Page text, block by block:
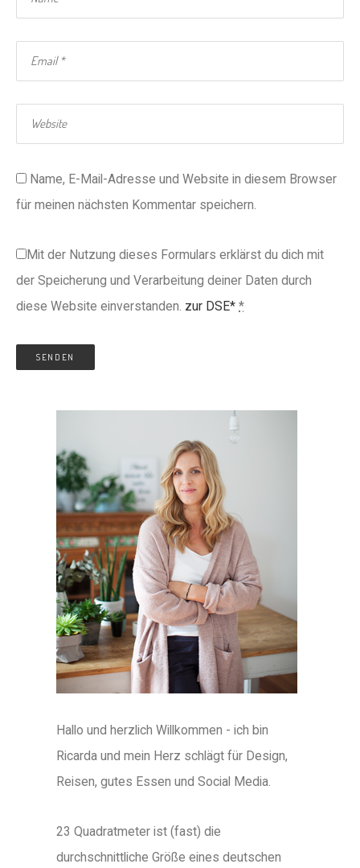
Name, E-Mail-Adresse und Website in diesem Browser
für meinen nächsten Kommentar speichern.
Mit der Nutzung dieses Formulars erklärst du dich mit
der Speicherung und Verarbeitung deiner Daten durch
diese Website einverstanden. zur DSE* *
Hallo und herzlich Willkommen - ich bin
Ricarda und mein Herz schlägt für Design,
Reisen, gutes Essen und Social Media.
23 Quadratmeter ist (fast) die
durchschnittliche Größe eines deutschen